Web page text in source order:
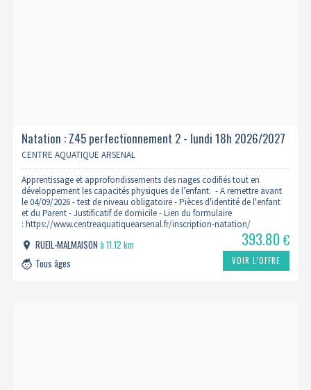
Natation : Z45 perfectionnement 2 - lundi 18h 2026/2027
CENTRE AQUATIQUE ARSENAL
Apprentissage et approfondissements des nages codifiés tout en
développement les capacités physiques de l’enfant. - A remettre avant
le 04/09/2026 - test de niveau obligatoire - Pièces d'identité de l'enfant
et du Parent - Justificatif de domicile - Lien du formulaire
: https://www.centreaquatiquearsenal.fr/inscription-natation/
RUEIL-MALMAISONà 11.12 km
Tous âges
393.80€
VOIR L’OFFRE